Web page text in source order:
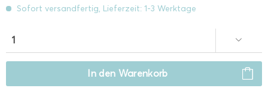
Sofort versandfertig, Lieferzeit: 1-3 Werktage
In den Warenkorb